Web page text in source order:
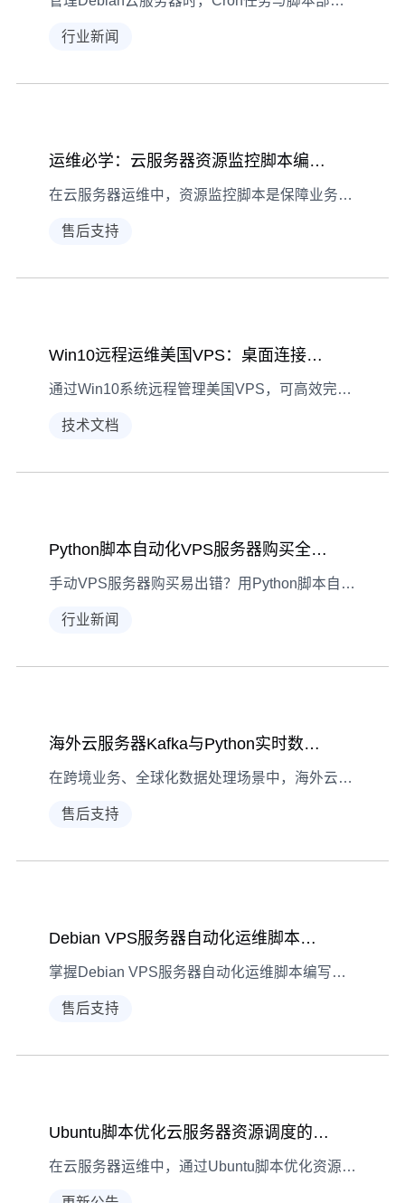
行业新闻
运维必学：云服务器资源监控脚本编写3个核心思路
在云服务器运维中，资源监控脚本是保障业务稳定的关键工具。本文拆解确定监控指标、选择编程语言、数据存储展示3大核心思路，结合真实运维案例提供可复用的技术路径。
售后支持
Win10远程运维美国VPS：桌面连接与脚本自动化方案
通过Win10系统远程管理美国VPS，可高效完成日常维护。本文详解远程桌面连接操作与脚本自动化执行方案，助你轻松实现VPS稳定运维。
技术文档
Python脚本自动化VPS服务器购买全流程指南
手动VPS服务器购买易出错？用Python脚本自动化完成选配置、填信息到支付全流程，结合硬件架构解析与实操代码，助力高效完成VPS服务器购买。
行业新闻
海外云服务器Kafka与Python实时数据同步配置指南
在跨境业务、全球化数据处理场景中，海外云服务器的实时数据同步能力至关重要。通过Kafka消息队列与Python消费者配合，可高效实现数据实时传输。本文详解海外云服务器上的全流程配置方法。
售后支持
Debian VPS服务器自动化运维脚本编程实战
掌握Debian VPS服务器自动化运维脚本编写技巧，通过备份、监控等实战示例提升服务器管理效率，减少人工操作失误。
售后支持
Ubuntu脚本优化云服务器资源调度的编程思路
在云服务器运维中，通过Ubuntu脚本优化资源调度是提升性能的关键。本文从目标设定到自动化执行，详解编程实操思路，助力高效管理CPU、内存等核心资源。